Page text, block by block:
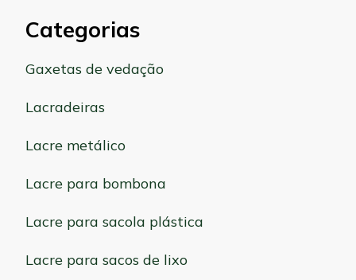
Categorias
Gaxetas de vedação
Lacradeiras
Lacre metálico
Lacre para bombona
Lacre para sacola plástica
Lacre para sacos de lixo